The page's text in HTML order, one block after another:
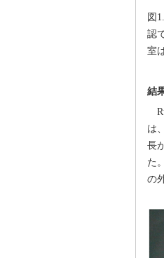
図
認
室
結
は
長
た
の